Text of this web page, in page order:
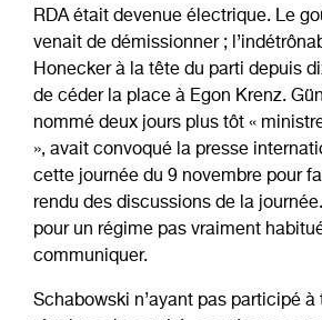
RDA était devenue électrique. Le
venait de démissionner ;
Honecker à la tête du parti depuis
de céder la place à Egon Krenz.
nommé deux jours plus tôt «
», avait convoqué la presse
cette journée du 9 novembre pour
rendu des discussions de la
pour un régime pas vraiment
communiquer.
Schabowski n’ayant pas participé à